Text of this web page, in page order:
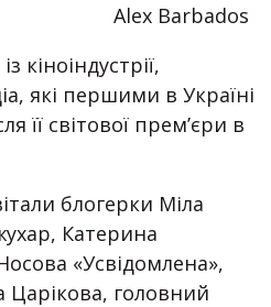
Alex Barbados
кіноіндустрії,
які першими в Україні
її світової прем’єри в
блогерки Міла
Катерина
«Усвідомлена»,
Царікова, головний